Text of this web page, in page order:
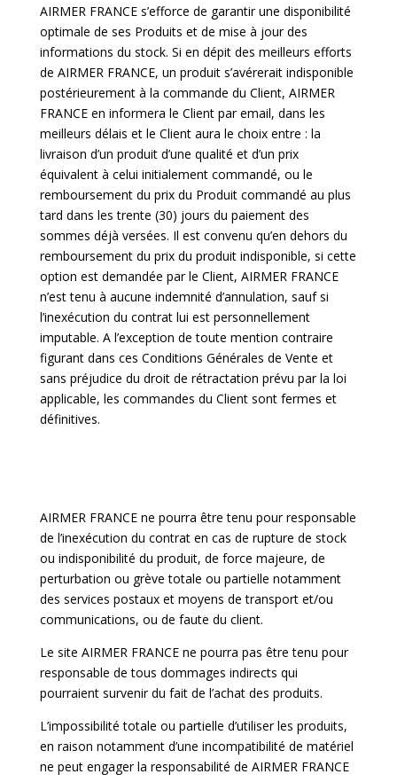
AIRMER FRANCE s’efforce de garantir une disponibilité
optimale de ses Produits et de mise à jour des
informations du stock. Si en dépit des meilleurs efforts
de AIRMER FRANCE, un produit s’avérerait indisponible
postérieurement à la commande du Client, AIRMER
FRANCE en informera le Client par email, dans les
meilleurs délais et le Client aura le choix entre : la
livraison d’un produit d’une qualité et d’un prix
équivalent à celui initialement commandé, ou le
remboursement du prix du Produit commandé au plus
tard dans les trente (30) jours du paiement des
sommes déjà versées. Il est convenu qu’en dehors du
remboursement du prix du produit indisponible, si cette
option est demandée par le Client, AIRMER FRANCE
n’est tenu à aucune indemnité d’annulation, sauf si
l’inexécution du contrat lui est personnellement
imputable. A l’exception de toute mention contraire
figurant dans ces Conditions Générales de Vente et
sans préjudice du droit de rétractation prévu par la loi
applicable, les commandes du Client sont fermes et
définitives.
AIRMER FRANCE ne pourra être tenu pour responsable
de l’inexécution du contrat en cas de rupture de stock
ou indisponibilité du produit, de force majeure, de
perturbation ou grève totale ou partielle notamment
des services postaux et moyens de transport et/ou
communications, ou de faute du client.
Le site AIRMER FRANCE ne pourra pas être tenu pour
responsable de tous dommages indirects qui
pourraient survenir du fait de l’achat des produits.
L’impossibilité totale ou partielle d’utiliser les produits,
en raison notamment d’une incompatibilité de matériel
ne peut engager la responsabilité de AIRMER FRANCE